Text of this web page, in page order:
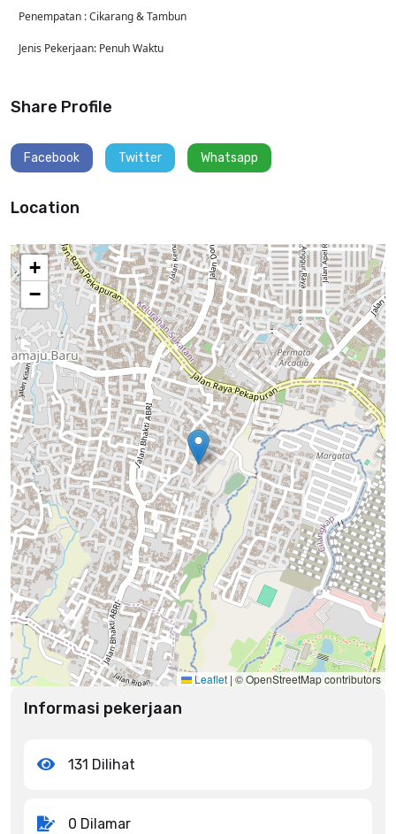
Penempatan : Cikarang & Tambun
Jenis Pekerjaan: Penuh Waktu
Share Profile
Facebook Twitter Whatsapp
Location
+
−
Leaflet | © OpenStreetMap contributors
Informasi pekerjaan
131 Dilihat
0 Dilamar